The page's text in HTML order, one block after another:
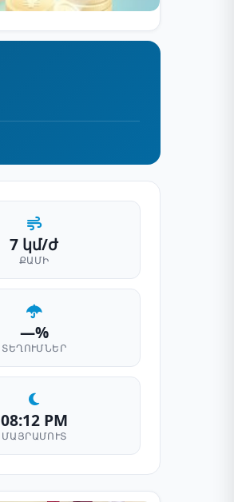
7 կմ/ժ
ՔԱՄԻ
—%
ՏԵՂՈՒՄՆԵՐ
08:12 PM
ՄԱՅՐԱՄՈՒՏ